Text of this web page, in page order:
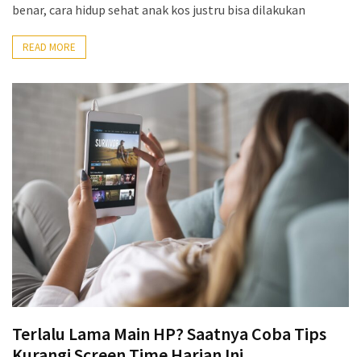
Lebih
Karena
Mencari
Passion
dalam
Diri
yang
Tepat
MOST
USED
benar, cara hidup sehat anak kos justru bisa dilakukan
READ MORE
Terlalu Lama Main HP? Saatnya Coba Tips